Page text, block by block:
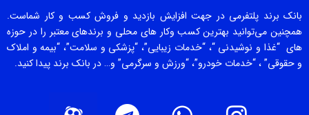
بانک برند پلتفرمی در جهت افزایش بازدید و فروش کسب و کار شماست.
همچنین می‌توانید بهترین کسب وکار های محلی و برندهای معتبر را در حوزه
های “غذا و نوشیدنی “، “خدمات زیبایی”، “پزشکی و سلامت”، “بیمه و املاک
و حقوقی” ، “خدمات خودرو”، “ورزش و سرگرمی” و… در بانک برند پیدا کنید.